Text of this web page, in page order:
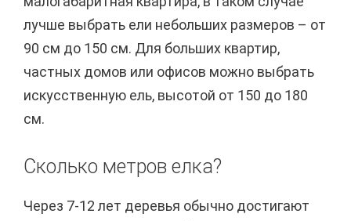
лучше выбрать ели небольших размеров – от
90 см до 150 см. Для больших квартир,
частных домов или офисов можно выбрать
искусственную ель, высотой от 150 до 180
см.
Сколько метров елка?
Через 7-12 лет деревья обычно достигают